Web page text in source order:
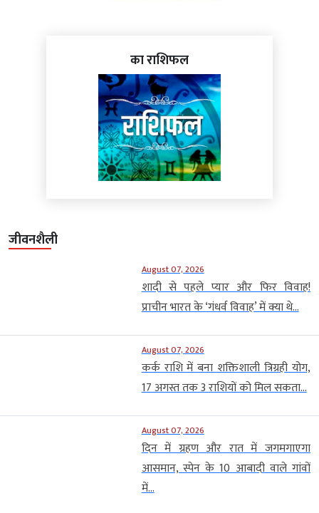
का राशिफल
जीवनशैली
August 07, 2026
शादी से पहले प्यार और फिर विवाह!
प्राचीन भारत के ‘गंधर्व विवाह’ में क्या थे...
August 07, 2026
कर्क राशि में बना शक्तिशाली त्रिग्रही योग,
17 अगस्त तक 3 राशियों को मिल सकता...
August 07, 2026
दिन में ग्रहण और रात में जगमगाएगा
आसमान, स्पेन के 10 आबादी वाले गांवों
में...